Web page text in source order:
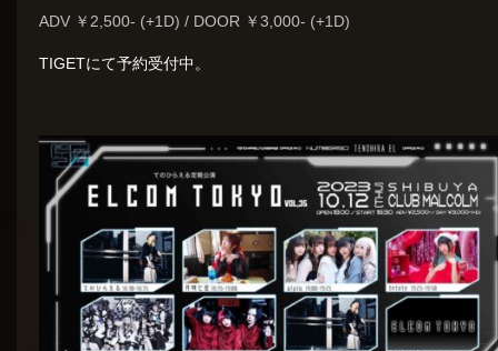
ADV ￥2,500- (+1D) / DOOR ￥3,000- (+1D)
TIGETにて予約受付中。